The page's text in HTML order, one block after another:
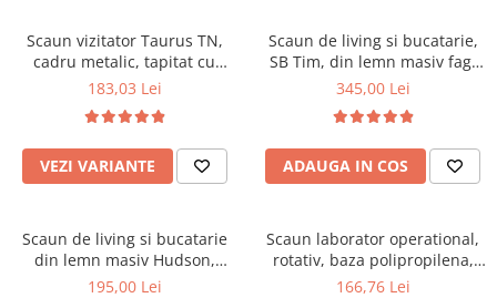
Saltele cu arcuri impachetate
individual
Saltele Memory Pocket
Saltele Memory Foam
Saltele Memory Pocket
Saltele cu plasa arcuri
Saltele cu spuma
Saltele cu spuma poliuretanica
Paturi
Seturi de pat si saltea
Masute de toaleta
Mobilier living
Scaune pentru living
Comode living
Set mese plus scaune
Scaune birou
Scaune profesionale
Scaune resigilate
Scaune conferinta
Scaune terasa si outdoor
Scaun vizitator Taurus TN,
cadru metalic, tapitat cu
stofa, stivuibil, 120 kg, negru
183,03 Lei
VEZI VARIANTE
Scaun de living si bucatarie,
SB Tim, din lemn masiv fag,
tapiterie stofa, lacuit, 120 kg,
345,00 Lei
ADAUGA IN COS
Scaun de living si bucatarie
din lemn masiv Hudson,
tapiterie stofa,100 kg,
195,00 Lei
Scaun laborator operational,
rotativ, baza polipropilena,
piele ecologica, inaltime
166,76 Lei